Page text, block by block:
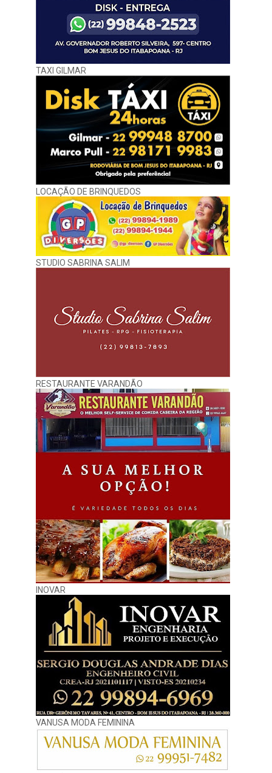
TAXI GILMAR
LOCAÇÃO DE BRINQUEDOS
STUDIO SABRINA SALIM
RESTAURANTE VARANDÃO
INOVAR
VANUSA MODA FEMININA